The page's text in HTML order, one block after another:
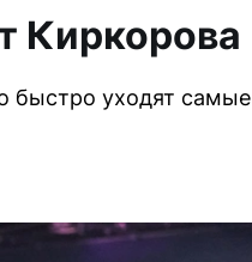
Киркорова
быстро уходят самые